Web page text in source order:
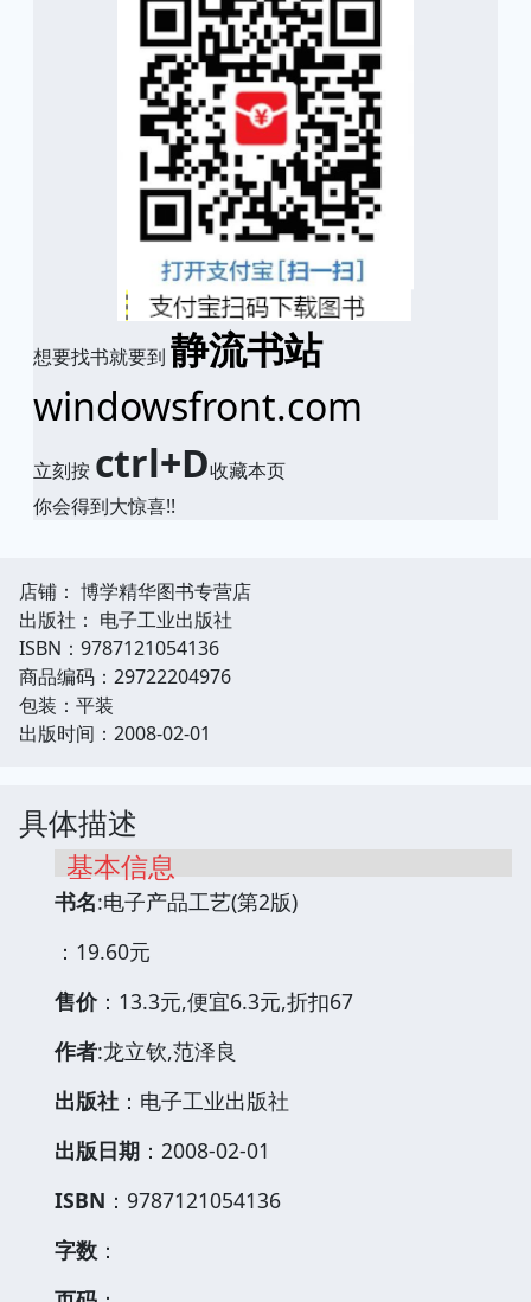
想要找书就要到 静流书站
windowsfront.com
立刻按 ctrl+D收藏本页
你会得到大惊喜!!
店铺： 博学精华图书专营店
出版社： 电子工业出版社
ISBN：9787121054136
商品编码：29722204976
包装：平装
出版时间：2008-02-01
具体描述
基本信息
书名:电子产品工艺(第2版)
：19.60元
售价：13.3元,便宜6.3元,折扣67
作者:龙立钦,范泽良
出版社 ：电子工业出版社
出版日期 ：2008-02-01
ISBN ：9787121054136
字数 ：